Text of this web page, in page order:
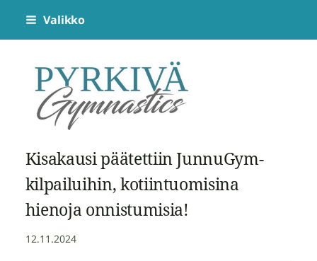
Siirry
sivun
sisältöön
Valikko
Pyrkivä Gymnastics
Kisakausi päätettiin JunnuGym-
kilpailuihin, kotiintuomisina
hienoja onnistumisia!
12.11.2024